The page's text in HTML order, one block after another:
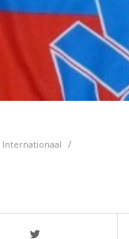
Internationaal /